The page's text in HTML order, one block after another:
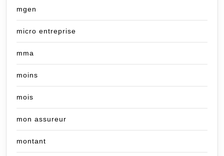
mgen
micro entreprise
mma
moins
mois
mon assureur
montant